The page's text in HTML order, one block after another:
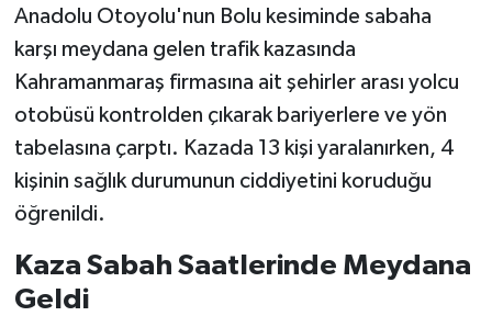
Anadolu Otoyolu'nun Bolu kesiminde sabaha
karşı meydana gelen trafik kazasında
Kahramanmaraş firmasına ait şehirler arası yolcu
otobüsü kontrolden çıkarak bariyerlere ve yön
tabelasına çarptı. Kazada 13 kişi yaralanırken, 4
kişinin sağlık durumunun ciddiyetini koruduğu
öğrenildi.
Kaza Sabah Saatlerinde Meydana
Geldi
MEDYA
SEÇİM 2011
ÜÇÜNCÜ SAYFA
BİLİMNET
Yemek